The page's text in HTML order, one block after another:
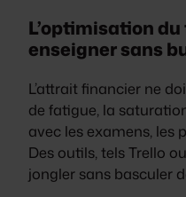
L’optimisation
enseigner sans
L’attrait financier ne
de fatigue, la
avec les examens, les
Des outils, tels Trello
jongler sans basculer